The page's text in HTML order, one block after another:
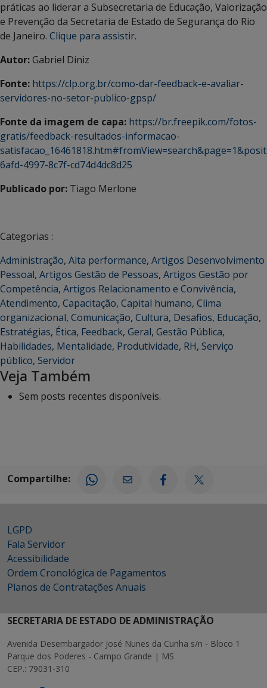
práticas ao liderar a Subsecretaria de Educação, Valorização
e Prevenção da Secretaria de Estado de Segurança do Rio
de Janeiro. Clique para assistir.
Autor:Gabriel Diniz
Fonte: https://clp.org.br/como-dar-feedback-e-avaliar-
servidores-no-setor-publico-gpsp/
Fonte da imagem de capa: https://br.freepik.com/fotos-
gratis/feedback-resultados-informacao-
6afd-4997-8c7f-cd74d4dc8d25
Publicado por: Tiago Merlone
Categorias :
Administração, Alta performance, Artigos Desenvolvimento
Pessoal, Artigos Gestão de Pessoas, Artigos Gestão por
Competência, Artigos Relacionamento e Convivência,
Atendimento, Capacitação, Capital humano, Clima
organizacional, Comunicação, Cultura, Desafios, Educação,
Estratégias, Ética, Feedback, Geral, Gestão Pública,
Habilidades, Mentalidade, Produtividade, RH, Serviço
público, Servidor
Veja Também
Sem posts recentes disponíveis.
Compartilhe:
LGPD
Fala Servidor
Acessibilidade
Ordem Cronológica de Pagamentos
Planos de Contratações Anuais
SECRETARIA DE ESTADO DE ADMINISTRAÇÃO
Avenida Desembargador José Nunes da Cunha s/n - Bloco 1
Parque dos Poderes - Campo Grande | MS
CEP.: 79031-310